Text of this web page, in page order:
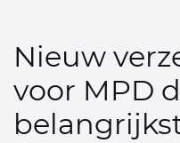
Nieuw
voor MPD